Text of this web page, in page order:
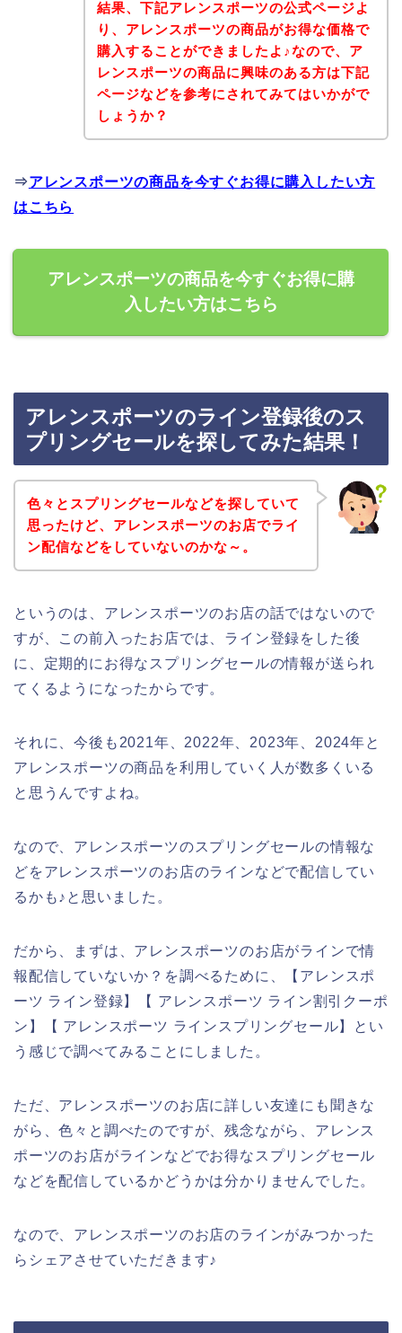
結果、下記アレンスポーツの公式ページよ
り、アレンスポーツの商品がお得な価格で
購入することができましたよ♪なので、ア
レンスポーツの商品に興味のある方は下記
ページなどを参考にされてみてはいかがで
しょうか？
⇒アレンスポーツの商品を今すぐお得に購入したい方
はこちら
アレンスポーツの商品を今すぐお得に購
入したい方はこちら
アレンスポーツのライン登録後のス
プリングセールを探してみた結果！
色々とスプリングセールなどを探していて
思ったけど、アレンスポーツのお店でライ
ン配信などをしていないのかな～。
というのは、アレンスポーツのお店の話ではないので
すが、この前入ったお店では、ライン登録をした後
に、定期的にお得なスプリングセールの情報が送られ
てくるようになったからです。
それに、今後も2021年、2022年、2023年、2024年と
アレンスポーツの商品を利用していく人が数多くいる
と思うんですよね。
なので、アレンスポーツのスプリングセールの情報な
どをアレンスポーツのお店のラインなどで配信してい
るかも♪と思いました。
だから、まずは、アレンスポーツのお店がラインで情
報配信していないか？を調べるために、【アレンスポ
ーツ ライン登録】【 アレンスポーツ ライン割引クーポ
ン】【 アレンスポーツ ラインスプリングセール】とい
う感じで調べてみることにしました。
ただ、アレンスポーツのお店に詳しい友達にも聞きな
がら、色々と調べたのですが、残念ながら、アレンス
ポーツのお店がラインなどでお得なスプリングセール
などを配信しているかどうかは分かりませんでした。
なので、アレンスポーツのお店のラインがみつかった
らシェアさせていただきます♪